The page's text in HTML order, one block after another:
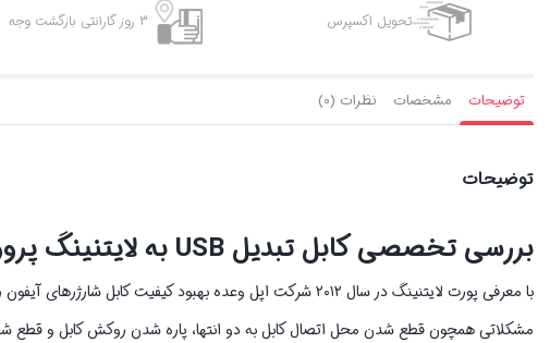
تحویل اکسپرس 3 روز گارانتی بازگشت وجه
توضیحات مشخصات نظرات (0)
توضیحات
بررسی تخصصی کابل تبدیل USB به لایتنینگ پرووان مدل PCC300L
با معرفی پورت لایتنینگ در سال ۲۰۱۲ شرکت اپل وعده بهبود
مشکلاتی همچون قطع شدن محل اتصال کابل به دو انتها، پاره شدن روکش کابل و قطع شدن